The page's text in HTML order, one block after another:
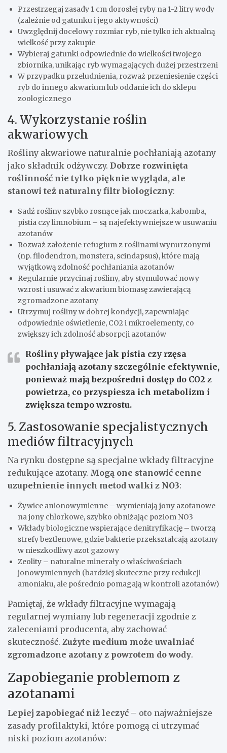
Przestrzegaj zasady 1 cm dorosłej ryby na 1-2 litry wody
(zależnie od gatunku i jego aktywności)
Uwzględnij docelowy rozmiar ryb, nie tylko ich aktualną
wielkość przy zakupie
Wybieraj gatunki odpowiednie do wielkości twojego
zbiornika, unikając ryb wymagających dużej przestrzeni
W przypadku przeludnienia, rozważ przeniesienie części
ryb do innego akwarium lub oddanie ich do sklepu
zoologicznego
4. Wykorzystanie roślin
akwariowych
Rośliny akwariowe naturalnie pochłaniają azotany
jako składnik odżywczy. Dobrze rozwinięta
roślinność nie tylko pięknie wygląda, ale
stanowi też naturalny filtr biologiczny:
Sadź rośliny szybko rosnące jak moczarka, kabomba,
pistia czy limnobium – są najefektywniejsze w usuwaniu
azotanów
Rozważ założenie refugium z roślinami wynurzonymi
(np. filodendron, monstera, scindapsus), które mają
wyjątkową zdolność pochłaniania azotanów
Regularnie przycinaj rośliny, aby stymulować nowy
wzrost i usuwać z akwarium biomasę zawierającą
zgromadzone azotany
Utrzymuj rośliny w dobrej kondycji, zapewniając
odpowiednie oświetlenie, CO2 i mikroelementy, co
zwiększy ich zdolność absorpcji azotanów
Rośliny pływające jak pistia czy rzęsa
pochłaniają azotany szczególnie efektywnie,
ponieważ mają bezpośredni dostęp do CO2 z
powietrza, co przyspiesza ich metabolizm i
zwiększa tempo wzrostu.
5. Zastosowanie specjalistycznych
mediów filtracyjnych
Na rynku dostępne są specjalne wkłady filtracyjne
redukujące azotany. Mogą one stanowić cenne
uzupełnienie innych metod walki z NO3:
Żywice anionowymienne – wymieniają jony azotanowe
na jony chlorkowe, szybko obniżając poziom NO3
Wkłady biologiczne wspierające denitryfikację – tworzą
strefy beztlenowe, gdzie bakterie przekształcają azotany
w nieszkodliwy azot gazowy
Zeolity – naturalne minerały o właściwościach
jonowymiennych (bardziej skuteczne przy redukcji
amoniaku, ale pośrednio pomagają w kontroli azotanów)
Pamiętaj, że wkłady filtracyjne wymagają
regularnej wymiany lub regeneracji zgodnie z
zaleceniami producenta, aby zachować
skuteczność. Zużyte medium może uwalniać
zgromadzone azotany z powrotem do wody.
Zapobieganie problemom z
azotanami
Lepiej zapobiegać niż leczyć – oto najważniejsze
zasady profilaktyki, które pomogą ci utrzymać
niski poziom azotanów: